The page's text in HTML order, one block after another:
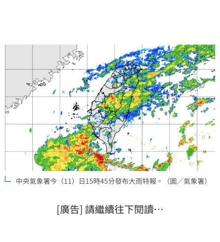
中央氣象署今（11）日15時45分發布大雨特報。（圖／氣象署）
[廣告] 請繼續往下閱讀…